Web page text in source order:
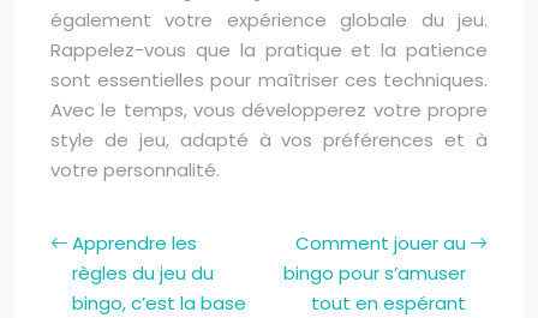
également votre expérience globale du jeu.
Rappelez-vous que la pratique et la patience
sont essentielles pour maîtriser ces techniques.
Avec le temps, vous développerez votre propre
style de jeu, adapté à vos préférences et à
votre personnalité.
Apprendre les
règles du jeu du
bingo, c’est la base
Comment jouer au
bingo pour s’amuser
tout en espérant